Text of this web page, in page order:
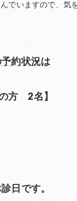
でいますので、気
約状況は
方 2名】
日です。